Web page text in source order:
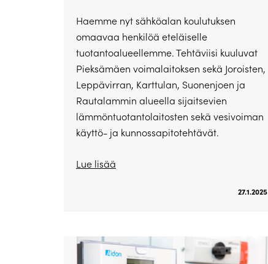
Haemme nyt sähköalan koulutuksen
omaavaa henkilöä eteläiselle
tuotantoalueellemme. Tehtäviisi kuuluvat
Pieksämäen voimalaitoksen sekä Joroisten,
Leppävirran, Karttulan, Suonenjoen ja
Rautalammin alueella sijaitsevien
lämmöntuotantolaitosten sekä vesivoiman
käyttö- ja kunnossapitotehtävät.
Lue lisää
27.1.2025